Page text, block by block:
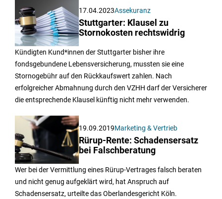
17.04.2023Assekuranz
Stuttgarter: Klausel zu
Stornokosten rechtswidrig
Kündigten Kund*innen der Stuttgarter bisher ihre
fondsgebundene Lebensversicherung, mussten sie eine
Stornogebühr auf den Rückkaufswert zahlen. Nach
erfolgreicher Abmahnung durch den VZHH darf der Versicherer
die entsprechende Klausel künftig nicht mehr verwenden.
19.09.2019Marketing & Vertrieb
Rürup-Rente: Schadensersatz
bei Falschberatung
Wer bei der Vermittlung eines Rürup-Vertrages falsch beraten
und nicht genug aufgeklärt wird, hat Anspruch auf
Schadensersatz, urteilte das Oberlandesgericht Köln.